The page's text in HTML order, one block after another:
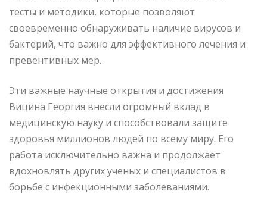
тесты и методики, которые позволяют
своевременно обнаруживать наличие вирусов и
бактерий, что важно для эффективного лечения и
превентивных мер.
Эти важные научные открытия и достижения
Вицина Георгия внесли огромный вклад в
медицинскую науку и способствовали защите
здоровья миллионов людей по всему миру. Его
работа исключительно важна и продолжает
вдохновлять других ученых и специалистов в
борьбе с инфекционными заболеваниями.